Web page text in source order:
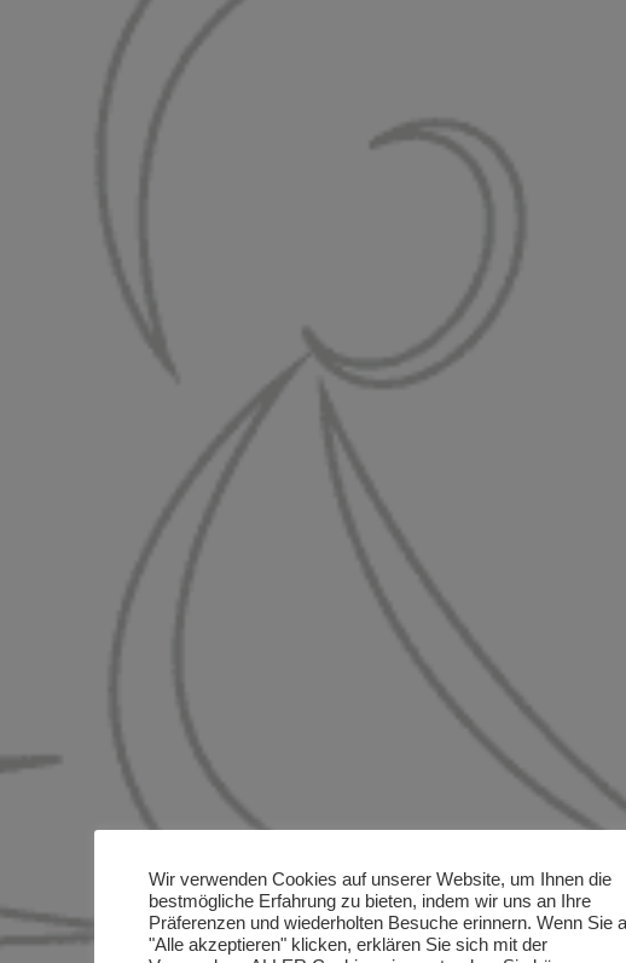
Wir verwenden Cookies auf unserer Website, um Ihnen die
bestmögliche Erfahrung zu bieten, indem wir uns an Ihre
Präferenzen und wiederholten Besuche erinnern. Wenn Sie
"Alle akzeptieren" klicken, erklären Sie sich mit der